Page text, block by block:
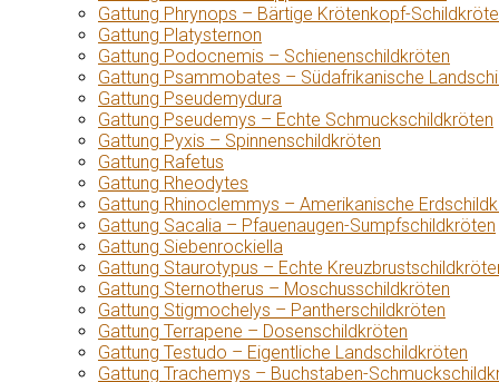
Gattung Phrynops – Bärtige Krötenkopf-
Gattung Platysternon
Gattung Podocnemis – Schienenschildkröten
Gattung Psammobates – Südafrikanische
Gattung Pseudemydura
Gattung Pseudemys – Echte Schmuckschildkröten
Gattung Pyxis – Spinnenschildkröten
Gattung Rafetus
Gattung Rheodytes
Gattung Rhinoclemmys – Amerikanische
Gattung Sacalia – Pfauenaugen-Sumpfschildkröten
Gattung Siebenrockiella
Gattung Staurotypus – Echte
Gattung Sternotherus – Moschusschildkröten
Gattung Stigmochelys – Pantherschildkröten
Gattung Terrapene – Dosenschildkröten
Gattung Testudo – Eigentliche Landschildkröten
Gattung Trachemys – Buchstaben-